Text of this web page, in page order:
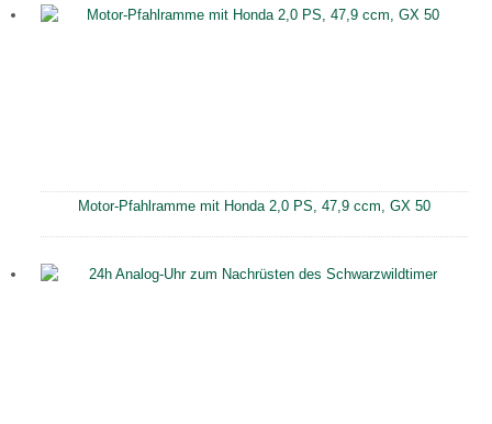
Motor-Pfahlramme mit Honda 2,0 PS, 47,9 ccm, GX 50